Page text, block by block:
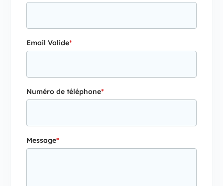
Email Valide*
Numéro de téléphone*
Message*